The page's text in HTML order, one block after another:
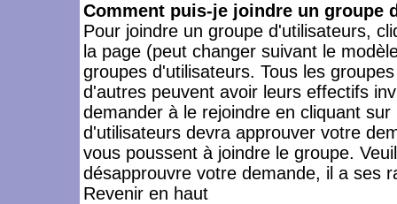
Comment puis-je joindre un groupe
Pour joindre un groupe d'utilisateurs,
la page (peut changer suivant le
groupes d'utilisateurs. Tous les
d'autres peuvent avoir leurs effectifs
demander à le rejoindre en cliquant
d'utilisateurs devra approuver votre
vous poussent à joindre le groupe.
désapprouvre votre demande, il a ses
Revenir en haut